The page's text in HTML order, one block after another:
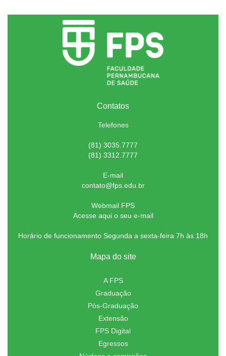
Contatos
Telefones
(81) 3035.7777
(81) 3312.7777
E-mail
contato@fps.edu.br
Webmail FPS
Acesse aqui o seu e-mail
Horário de funcionamento Segunda a sexta-feira 7h às 18h
Mapa do site
A FPS
Graduação
Pós-Graduação
Extensão
FPS Digital
Egressos